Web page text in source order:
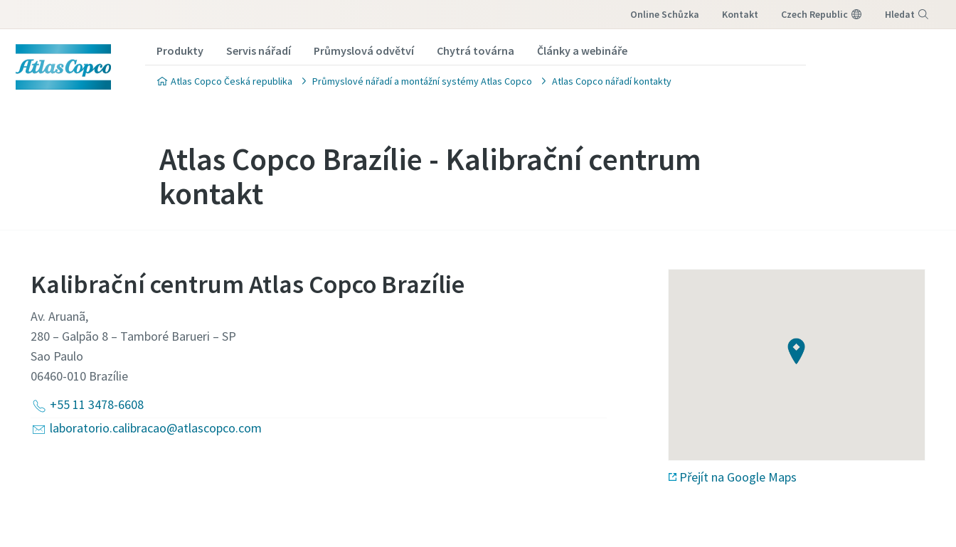
Online Schůzka Kontakt Czech Republic Hledat
Produkty Servis nářadí Průmyslová odvětví Chytrá továrna Články a webináře
Atlas Copco Česká republika Průmyslové nářadí a montážní systémy Atlas Copco Atlas Copco nářadí kontakty
Atlas Copco Brazílie - Kalibrační centrum
kontakt
Kalibrační centrum Atlas Copco Brazílie
Av. Aruanã,
280 – Galpão 8 – Tamboré Barueri – SP
Sao Paulo
06460-010 Brazílie
+55 11 3478-6608
laboratorio.calibracao@atlascopco.com
Přejít na Google Maps